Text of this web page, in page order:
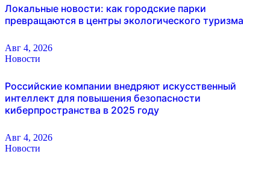
Локальные новости: как городские парки
превращаются в центры экологического туризма
Авг 4, 2026
Новости
Российские компании внедряют искусственный
интеллект для повышения безопасности
киберпространства в 2025 году
Авг 4, 2026
Новости